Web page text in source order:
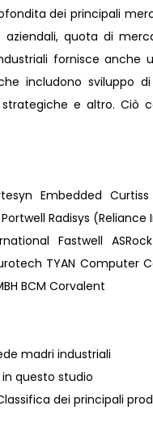
dei principali
aziendali, quota di
fornisce anche
includono sviluppo
e altro. Ciò
Embedded Curtiss
Radisys
Fastwell
TYAN Computer
BCM Corvalent
madri industriali
questo studio
dei principali